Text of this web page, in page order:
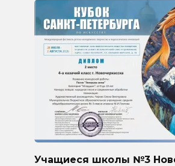
Учащиеся школы №3